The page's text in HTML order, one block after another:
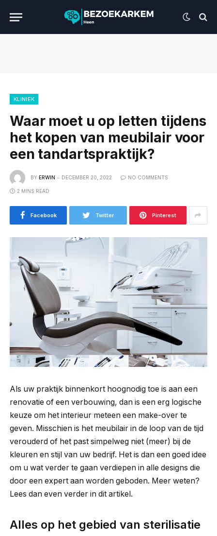
KLINIEK
Waar moet u op letten tijdens
het kopen van meubilair voor
een tandartspraktijk?
BY ERWIN DECEMBER 20, 2022 NO COMMENTS
2 MINS READ
Facebook Twitter Pinterest
Als uw praktijk binnenkort hoognodig toe is aan een
renovatie of een verbouwing, dan is een erg logische
keuze om het interieur meteen een make-over te
geven. Misschien is het meubilair in de loop van de tijd
verouderd of het past simpelweg niet (meer) bij de
kleuren en stijl van uw bedrijf. Het is dan een goed idee
om u wat verder te gaan verdiepen in alle designs die
door een expert aan worden geboden. Meer weten?
Lees dan even verder in dit artikel.
Alles op het gebied van sterilisatie